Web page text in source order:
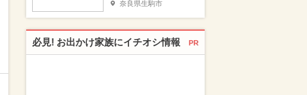
奈良県生駒市
必見! お出かけ家族にイチオシ情報 PR